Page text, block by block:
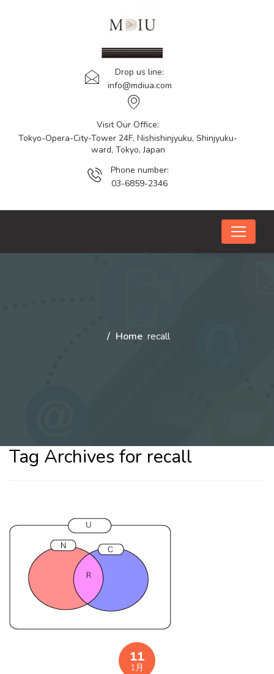
Drop us line:
info@mdiua.com
Visit Our Office:
Tokyo-Opera-City-Tower 24F, Nishishinjyuku, Shinjyuku-
ward, Tokyo, Japan
Phone number:
03-6859-2346
Home recall
Tag Archives for recall
11
1月